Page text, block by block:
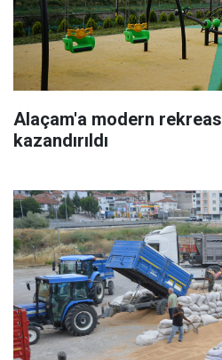
Alaçam'a modern
kazandırıldı